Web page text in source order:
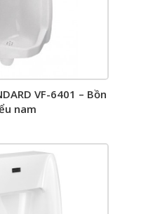
VF-6401 – Bồn
nam